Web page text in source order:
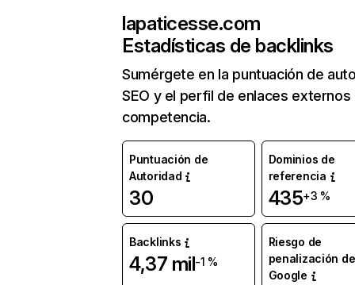
lapaticesse.com
Estadísticas de backlinks
Sumérgete en la puntuación de
SEO y el perfil de enlaces externos
competencia.
Puntuación de
Autoridad
30
Dominios de
referencia
435+3 %
Backlinks
4,37 mil-1 %
Riesgo de
penalización de
Google